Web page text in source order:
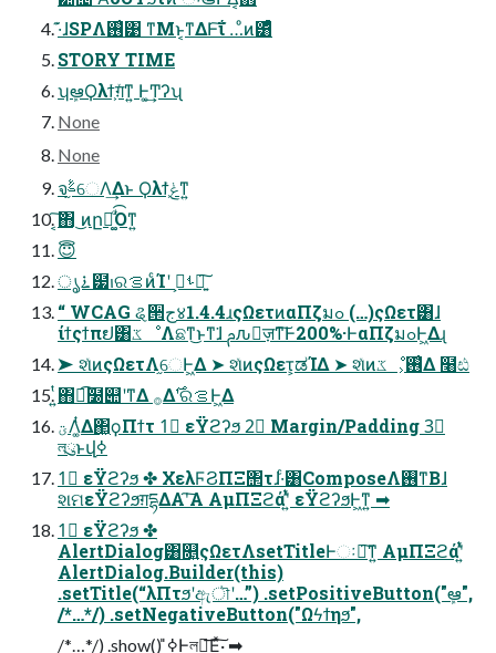
·͊ɺSPΛ࢖͑͹ ͳΜͱ͔ͳΔͰ͠ΐ͏ …ͦͷ͸ͣͩͬͨ
STORY TIME
ʮܾఆϘλϯ͕ग़ͯͳ͍ Ͱ͚͢Ͳʔʯ
None
None
จࣈ֦େΛ͢Δͱ Ϙλϯ͕ݟ͑ͳ͍
͔͠΋ ͜ͷը໘͚ͩ͡Όͳ͍
😇
࠶ൃ๷ࢭରࡦͷͨΊʹ ࢀߟ͕ཉ͍͠
“ WCAG ୡ੒ج४1.4.4ɹςΩετͷαΠζมߋ (…)ςΩετ͸ɺ
ίϯςϯπຢ͸ػೳΛଛͳ͏͜ͱͳ͘ɺ ࢧԉٕज़ͳ͠Ͱ200%·ͰαΠζมߋͰ͖Δɻ
➤ શͯͷςΩετΛ֦େͰ͖Δ ➤ શͯͷςΩετ͕ಡΊΔ ➤ શͯͷػೳ͕࢖͑Δ ໨ඪ
͍ͭ΋ಉ͡໰୊ʹͳΔ ࡞Δ࣌ʹରࡦͰ͖Δ
ؾΛ͚ͭΔ΂͖ϙΠϯτ 1⃣ εΫϩʔϧ 2⃣ Margin/Padding 3⃣
লུͱվߦ
1⃣ εΫϩʔϧ ✤ ΧελϜϨΠΞ΢τɺ·ͨ͸ComposeΛ࢖͏ͳΒɺ
શମεΫϩʔϧग़དྷΔΑ͏ʹ͠Α͏ AμΠΞϩάʹ͍ͭͯ εΫϩʔϧͰ͖ͳ͍ ➡︎
1⃣ εΫϩʔϧ ✤
AlertDialog͸௕͍ςΩετΛsetTitleͰઃఆ͠ͳ͍ AμΠΞϩάʹ͍ͭͯ
AlertDialog.Builder(this)
.setTitle(“λΠτϧʹඇৗʹ…”) .setPositiveButton("ܾఆ",
/*…*/) .setNegativeButton("Ωϟϯηϧ",
/*…*/) .show() ̎ߦͰলུ͞Εͯ͠·͏ ➡︎